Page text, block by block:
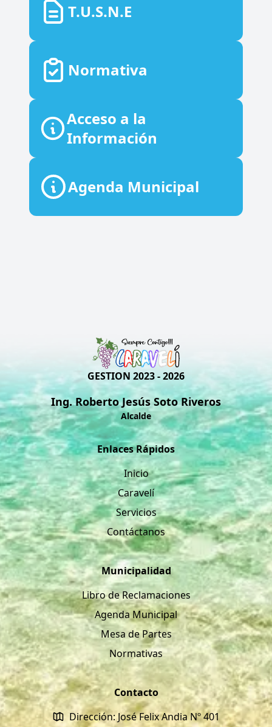
T.U.S.N.E
Normativa
Acceso a la
Información
Agenda Municipal
GESTION 2023 - 2026
Ing. Roberto Jesús Soto Riveros
Alcalde
Enlaces Rápidos
Inicio
Caravelí
Servicios
Contáctanos
Municipalidad
Libro de Reclamaciones
Agenda Municipal
Mesa de Partes
Normativas
Contacto
Dirección: José Felix Andia Nº 401